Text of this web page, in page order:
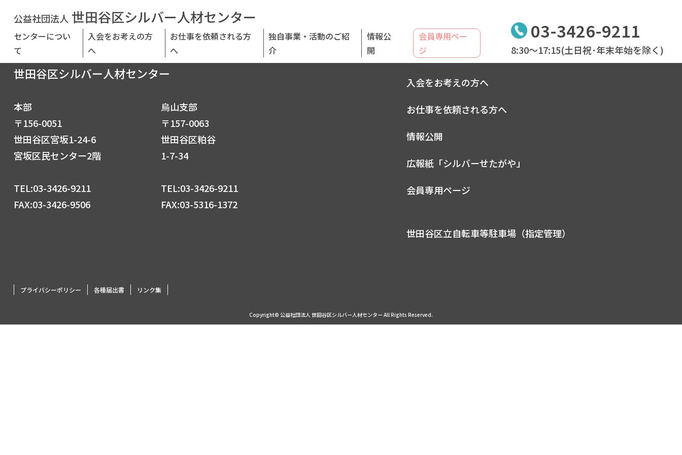
公益社団法人 世田谷区シルバー人材センター
センターについ
て
入会をお考えの方
へ
お仕事を依頼される方
へ
独自事業・活動のご紹
介
情報公
開
会員専用ペー
ジ
03-3426-9211
8:30～17:15(土日祝･年末年始を除く)
公益社団法人
世田谷区シルバー人材センター
本部
〒156-0051
世田谷区宮坂1-24-6
宮坂区民センター2階
TEL:03-3426-9211
FAX:03-3426-9506
烏山支部
〒157-0063
世田谷区粕谷
1-7-34
TEL:03-3426-9211
FAX:03-5316-1372
プライバシーポリシー 各種届出書 リンク集
センターについて
入会をお考えの方へ
お仕事を依頼される方へ
情報公開
広報紙「シルバーせたがや」
会員専用ページ
世田谷区立自転車等駐車場（指定管理）
Copyright© 公益社団法人 世田谷区シルバー人材センター All Rights Reserved.